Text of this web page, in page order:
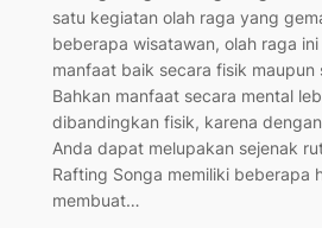
satu kegiatan olah raga yang
beberapa wisatawan, olah raga
manfaat baik secara fisik maupun
Bahkan manfaat secara mental
dibandingkan fisik, karena
Anda dapat melupakan sejenak
Rafting Songa memiliki beberapa
membuat…